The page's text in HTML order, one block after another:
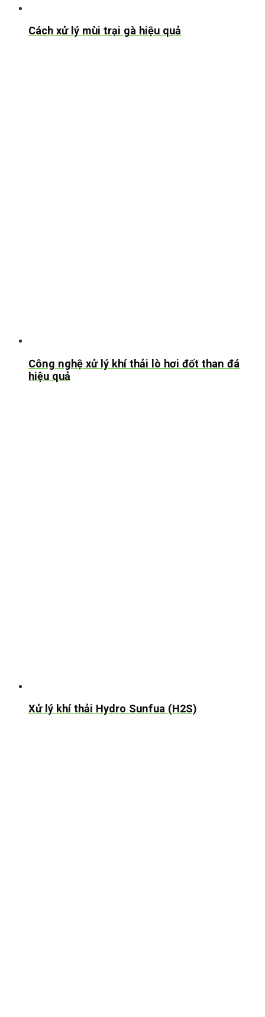
Cách xử lý mùi trại gà hiệu quả
Công nghệ xử lý khí thải lò hơi đốt than đá
hiệu quả
Xử lý khí thải Hydro Sunfua (H2S)